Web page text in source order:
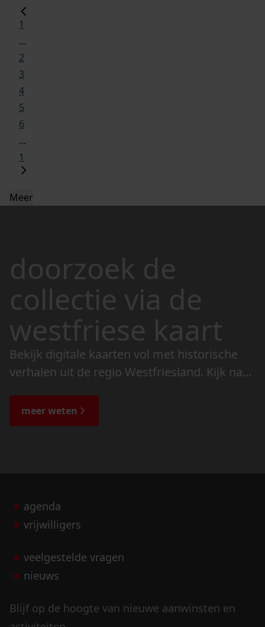
1
...
2
3
4
5
6
...
1
Meer
doorzoek de
collectie via de
westfriese kaart
Bekijk digitale kaarten vol met historische
verhalen uit de regio Westfriesland. Kijk naar
de bijzondere verhalen.
meer weten
agenda
vrijwilligers
veelgestelde vragen
nieuws
Blijf op de hoogte van nieuwe aanwinsten en